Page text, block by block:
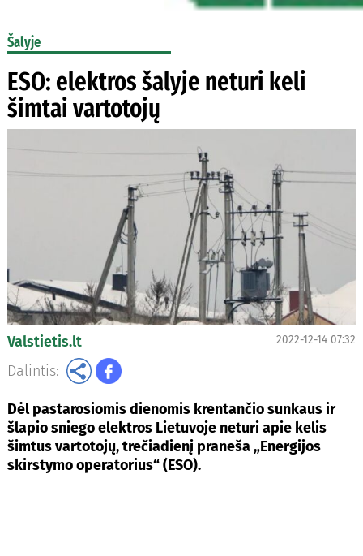
Šalyje
ESO: elektros šalyje neturi keli
šimtai vartotojų
Valstietis.lt 2022-12-14 07:32
Dalintis:
Dėl pastarosiomis dienomis krentančio sunkaus ir
šlapio sniego elektros Lietuvoje neturi apie kelis
šimtus vartotojų, trečiadienį praneša „Energijos
skirstymo operatorius“ (ESO).